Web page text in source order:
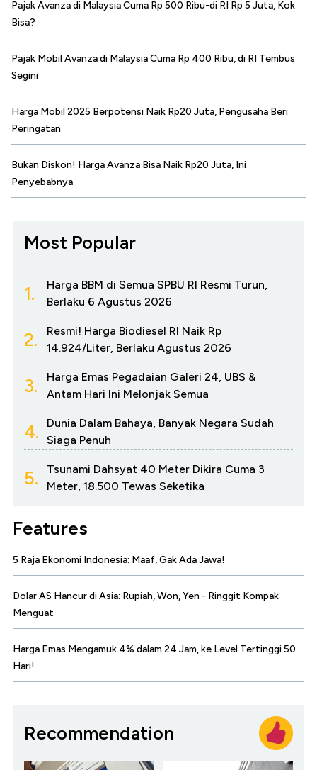
Pajak Avanza di Malaysia Cuma Rp 500 Ribu-di RI Rp 5 Juta, Kok
Bisa?
Pajak Mobil Avanza di Malaysia Cuma Rp 400 Ribu, di RI Tembus
Segini
Harga Mobil 2025 Berpotensi Naik Rp20 Juta, Pengusaha Beri
Peringatan
Bukan Diskon! Harga Avanza Bisa Naik Rp20 Juta, Ini
Penyebabnya
Most Popular
1.
Harga BBM di Semua SPBU RI Resmi Turun,
Berlaku 6 Agustus 2026
2.
Resmi! Harga Biodiesel RI Naik Rp
14.924/Liter, Berlaku Agustus 2026
3.
Harga Emas Pegadaian Galeri 24, UBS &
Antam Hari Ini Melonjak Semua
4.
Dunia Dalam Bahaya, Banyak Negara Sudah
Siaga Penuh
5.
Tsunami Dahsyat 40 Meter Dikira Cuma 3
Meter, 18.500 Tewas Seketika
Features
5 Raja Ekonomi Indonesia: Maaf, Gak Ada Jawa!
Dolar AS Hancur di Asia: Rupiah, Won, Yen - Ringgit Kompak
Menguat
Harga Emas Mengamuk 4% dalam 24 Jam, ke Level Tertinggi 50
Hari!
Recommendation